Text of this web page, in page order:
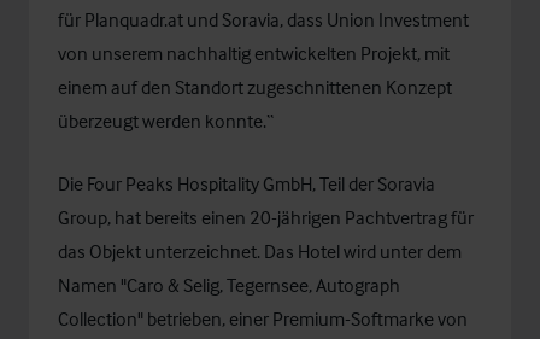
für Planquadr.at und Soravia, dass Union Investment
von unserem nachhaltig entwickelten Projekt, mit
einem auf den Standort zugeschnittenen Konzept
überzeugt werden konnte.“
Die Four Peaks Hospitality GmbH, Teil der Soravia
Group, hat bereits einen 20-jährigen Pachtvertrag für
das Objekt unterzeichnet. Das Hotel wird unter dem
Namen "Caro & Selig, Tegernsee, Autograph
Collection" betrieben, einer Premium-Softmarke von